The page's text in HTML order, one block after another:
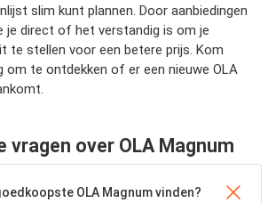
slim kunt plannen. Door aanbiedingen
je direct of het verstandig is om je
te stellen voor een betere prijs. Kom
om te ontdekken of er een nieuwe OLA
vragen over OLA Magnum
OLA Magnum vinden?